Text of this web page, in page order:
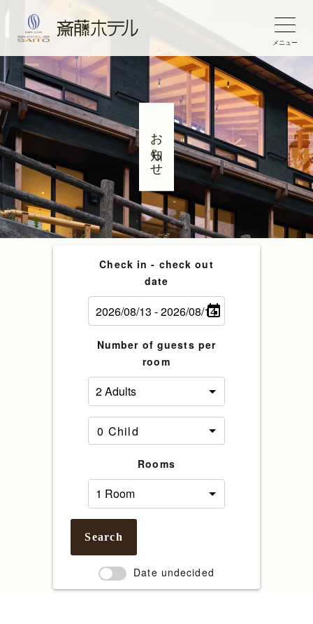
メニュー
お知らせ
Check in - check out
date
Number of guests per
room
Rooms
Search
Date undecided